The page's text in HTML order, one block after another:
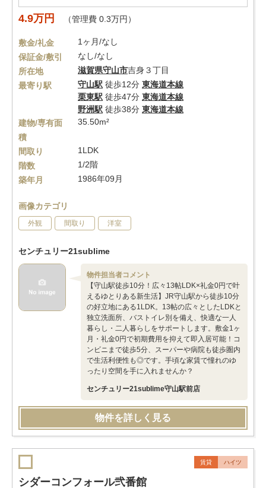
4.9万円 （管理費 0.3万円）
敷金/礼金
1ヶ月/なし
保証金/敷引
なし/なし
所在地
滋賀県守山市吉身３丁目
最寄り駅
守山駅 徒歩12分 東海道本線
栗東駅 徒歩47分 東海道本線
野洲駅 徒歩38分 東海道本線
建物/専有面
積
35.50m²
間取り
1LDK
階数
1/2階
築年月
1986年09月
画像カテゴリ
外観 間取り 洋室
センチュリー21sublime
物件担当者コメント
【守山駅徒歩10分！広々13帖LDK×礼金0円で叶
えるゆとりある新生活】JR守山駅から徒歩10分
の好立地にある1LDK。13帖の広々としたLDKと
独立洗面所、バストイレ別を備え、快適な一人
暮らし・二人暮らしをサポートします。敷金1ヶ
月・礼金0円で初期費用を抑えて即入居可能！コ
ンビニまで徒歩5分、スーパーや病院も徒歩圏内
で生活利便性も◎です。手頃な家賃で憧れのゆ
ったり空間を手に入れませんか？
センチュリー21sublime守山駅前店
物件を詳しく見る
賃貸 ハイツ
シダーコンフォール弐番館